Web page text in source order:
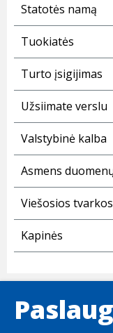
Statotės namą
Tuokiatės
Turto įsigijimas
Užsiimate verslu
Valstybinė kalba
Asmens
Viešosios
Kapinės